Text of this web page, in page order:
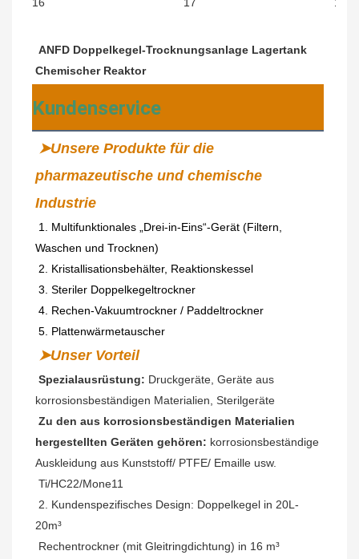
ANFD Doppelkegel-Trocknungsanlage Lagertank
Chemischer Reaktor
Kundenservice
➤Unsere Produkte für die
pharmazeutische und chemische
Industrie
1. Multifunktionales „Drei-in-Eins“-Gerät (Filtern,
Waschen und Trocknen)
2. Kristallisationsbehälter, Reaktionskessel
3. Steriler Doppelkegeltrockner
4. Rechen-Vakuumtrockner / Paddeltrockner
5. Plattenwärmetauscher
➤Unser Vorteil
Spezialausrüstung: Druckgeräte, Geräte aus
korrosionsbeständigen Materialien, Sterilgeräte
Zu den aus korrosionsbeständigen Materialien
hergestellten Geräten gehören: korrosionsbeständige
Auskleidung aus Kunststoff/ PTFE/ Emaille usw.
Ti/HC22/Mone11
2. Kundenspezifisches Design: Doppelkegel in 20L-
20m³
Rechentrockner (mit Gleitringdichtung) in 16 m³